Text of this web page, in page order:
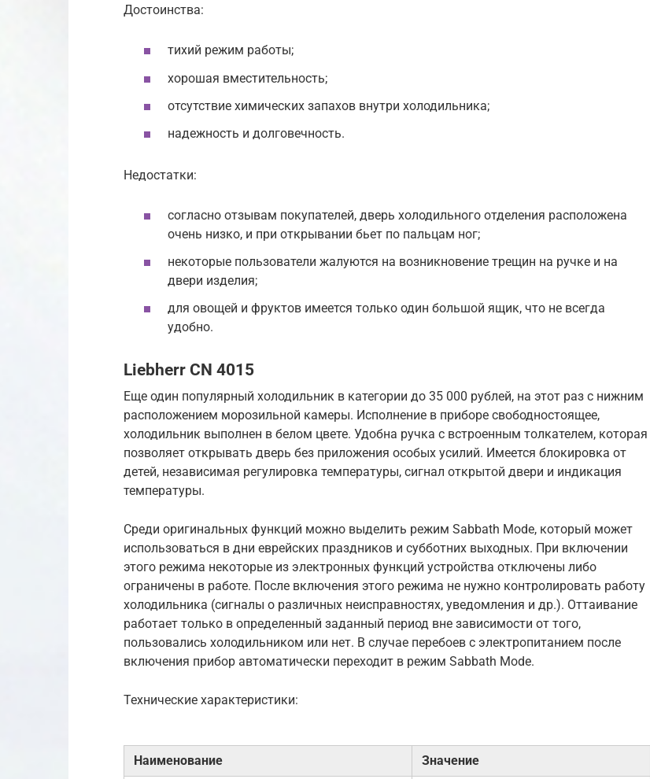
Достоинства:
тихий режим работы;
хорошая вместительность;
отсутствие химических запахов внутри холодильника;
надежность и долговечность.
Недостатки:
согласно отзывам покупателей, дверь холодильного отделения расположена
очень низко, и при открывании бьет по пальцам ног;
некоторые пользователи жалуются на возникновение трещин на ручке и на
двери изделия;
для овощей и фруктов имеется только один большой ящик, что не всегда
удобно.
Liebherr CN 4015
Еще один популярный холодильник в категории до 35 000 рублей, на этот раз с нижним
расположением морозильной камеры. Исполнение в приборе свободностоящее,
холодильник выполнен в белом цвете. Удобна ручка с встроенным толкателем, которая
позволяет открывать дверь без приложения особых усилий. Имеется блокировка от
детей, независимая регулировка температуры, сигнал открытой двери и индикация
температуры.
Среди оригинальных функций можно выделить режим Sabbath Mode, который может
использоваться в дни еврейских праздников и субботних выходных. При включении
этого режима некоторые из электронных функций устройства отключены либо
ограничены в работе. После включения этого режима не нужно контролировать работу
холодильника (сигналы о различных неисправностях, уведомления и др.). Оттаивание
работает только в определенный заданный период вне зависимости от того,
пользовались холодильником или нет. В случае перебоев с электропитанием после
включения прибор автоматически переходит в режим Sabbath Mode.
Технические характеристики:
Наименование Значение